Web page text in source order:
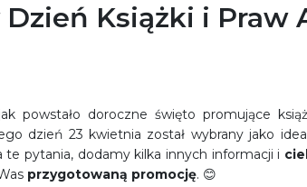
Książki i Praw
powstało doroczne święto promujące
dzień 23 kwietnia został wybrany jako
pytania, dodamy kilka innych informacji i
przygotowaną promocję. 😊